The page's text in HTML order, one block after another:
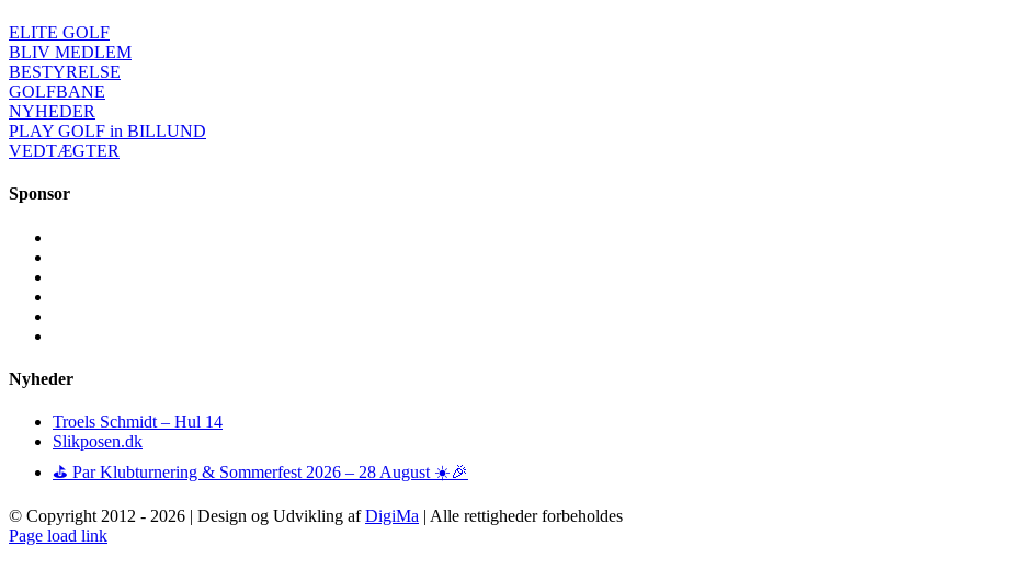
ELITE GOLF
BLIV MEDLEM
BESTYRELSE
GOLFBANE
NYHEDER
PLAY GOLF in BILLUND
VEDTÆGTER
Sponsor
Nyheder
Troels Schmidt – Hul 14
Slikposen.dk
⛳ Par Klubturnering & Sommerfest 2026 – 28 August ☀️🎉
© Copyright 2012 - 2026 | Design og Udvikling afDigiMa | Alle rettigheder forbeholdes
Page load link